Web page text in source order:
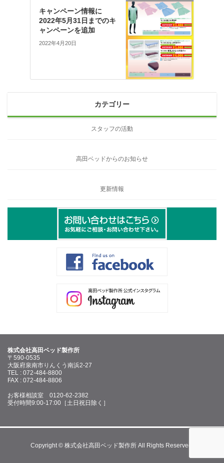
キャンペーン情報に
2022年5月31日までのキ
ャンペーンを追加
2022年4月20日
カテゴリー
スタッフの活動
高田ベッドからのお知らせ
更新情報
株式会社高田ベッド製作所
〒590-0535
大阪府泉南市りんくう南浜2-27
TEL : 072-484-8800
FAX : 072-484-8806
お客様相談室 0120-62-2382
受付時間9:00-17:00［土日祝日除く］
Copyright © 株式会社高田ベッド製作所 All Rights Reserved.